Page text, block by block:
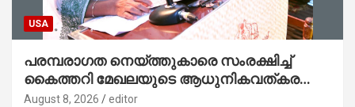
USA
പരമ്പരാഗത നെയ്ത്തുകാരെ സംരക്ഷിച്ച്
കൈത്തറി മേഖലയുടെ ആധുനികവത്കരണം
സാധ്യമാക്കും : ഡെപ്യൂട്ടി സ്പീക്കർ
August 8, 2026 editor